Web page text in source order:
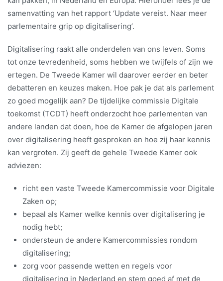
samenvatting van het rapport ‘Update vereist. Naar meer
parlementaire grip op digitalisering’.
Digitalisering raakt alle onderdelen van ons leven. Soms
tot onze tevredenheid, soms hebben we twijfels of zijn we
ertegen. De Tweede Kamer wil daarover eerder en beter
debatteren en keuzes maken. Hoe pak je dat als parlement
zo goed mogelijk aan? De tijdelijke commissie Digitale
toekomst (TCDT) heeft onderzocht hoe parlementen van
andere landen dat doen, hoe de Kamer de afgelopen jaren
over digitalisering heeft gesproken en hoe zij haar kennis
kan vergroten. Zij geeft de gehele Tweede Kamer ook
adviezen:
richt een vaste Tweede Kamercommissie voor Digitale
Zaken op;
bepaal als Kamer welke kennis over digitalisering je
nodig hebt;
ondersteun de andere Kamercommissies rondom
digitalisering;
zorg voor passende wetten en regels voor
digitalisering in Nederland en stem goed af met de